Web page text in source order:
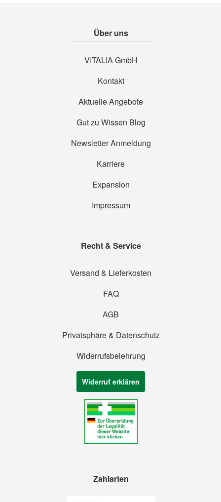
Über uns
VITALIA GmbH
Kontakt
Aktuelle Angebote
Gut zu Wissen Blog
Newsletter Anmeldung
Karriere
Expansion
Impressum
Recht & Service
Versand & Lieferkosten
FAQ
AGB
Privatsphäre & Datenschutz
Widerrufsbelehrung
Widerruf erklären
Zahlarten